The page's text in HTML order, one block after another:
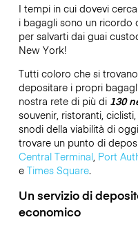
I tempi in cui dovevi
i bagagli sono un ricordo
per salvarti dai guai
New York!
Tutti coloro che si
depositare i propri
nostra rete di più di 130
souvenir, ristoranti,
snodi della viabilità di
trovare un punto di
Central Terminal, Port
e Times Square.
Un servizio di
economico